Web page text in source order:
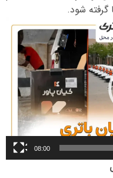
شود.
08:00